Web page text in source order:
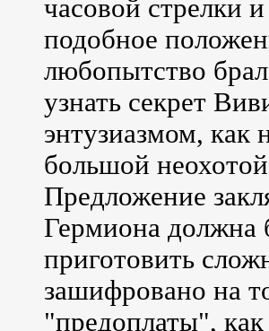
часовой стрелки
подобное
любопытство
узнать секрет
энтузиазмом, как
большой
Предложение
Гермиона должна
приготовить
зашифровано на
"предоплаты",